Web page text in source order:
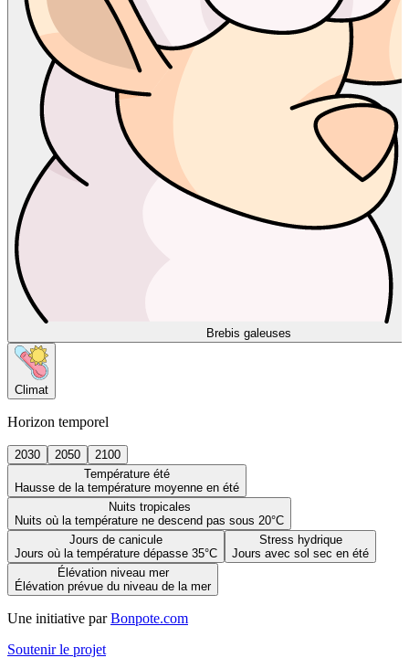
Brebis galeuses
Climat
Horizon temporel
2030 2050
2100
Température été
Hausse de la température moyenne en été
Nuits tropicales
Nuits où la température ne descend pas sous 20°C
Jours de canicule
Jours où la température dépasse 35°C
Stress hydrique
Jours avec sol sec en été
Élévation niveau mer
Élévation prévue du niveau de la mer
Une initiative par Bonpote.com
Soutenir le projet